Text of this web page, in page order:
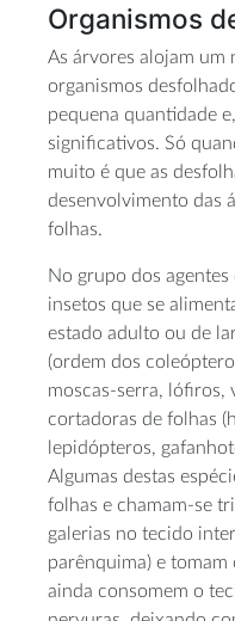
Organismos
As árvores alojam um
organismos
pequena quantidade
significativos. Só
muito é que as
desenvolvimento das
folhas.
No grupo dos
insetos que se
estado adulto ou de
(ordem dos
moscas-serra, lófiros,
cortadoras de folhas
lepidópteros,
Algumas destas
folhas e chamam-se
galerias no tecido
parênquima) e
ainda consomem o